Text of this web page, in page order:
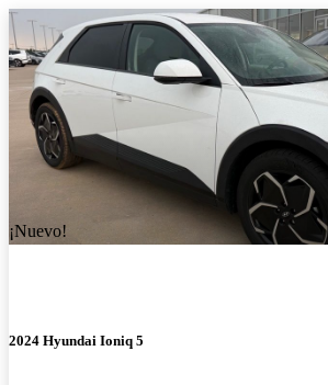
¡Nuevo!
2024 Hyundai Ioniq 5